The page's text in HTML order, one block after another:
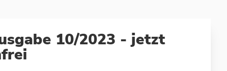
10/2023 - jetzt